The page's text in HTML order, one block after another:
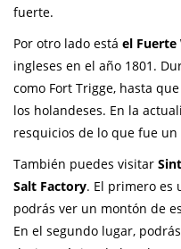
fuerte.
Por otro lado está el Fuerte
ingleses en el año 1801.
como Fort Trigge, hasta
los holandeses. En la
resquicios de lo que fue un
También puedes visitar
Salt Factory. El primero es
podrás ver un montón de
En el segundo lugar,